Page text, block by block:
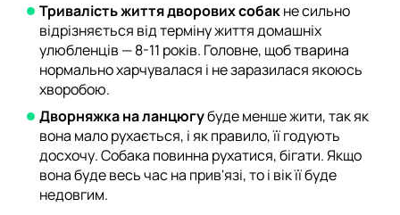
Тривалість життя дворових собакне сильно
відрізняється від терміну життя домашніх
улюбленців — 8-11 років. Головне, щоб тварина
нормально харчувалася і не заразилася якоюсь
хворобою.
Дворняжка на ланцюгубуде менше жити, так як
вона мало рухається, і як правило, її годують
досхочу. Собака повинна рухатися, бігати. Якщо
вона буде весь час на прив'язі, то і вік її буде
недовгим.